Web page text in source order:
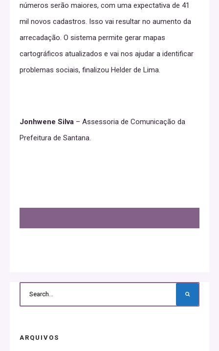
números serão maiores, com uma expectativa de 41
mil novos cadastros. Isso vai resultar no aumento da
arrecadação. O sistema permite gerar mapas
cartográficos atualizados e vai nos ajudar a identificar
problemas sociais, finalizou Helder de Lima.
Jonhwene Silva – Assessoria de Comunicação da
Prefeitura de Santana.
ARQUIVOS